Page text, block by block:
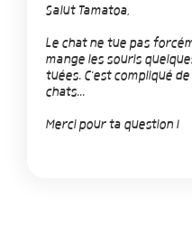
Salut Tamatoa,
Le chat ne tue pas
mange les souris
tuées. C'est compliqué
chats...
Merci pour ta question !